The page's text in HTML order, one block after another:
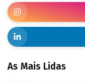
As Mais Lidas